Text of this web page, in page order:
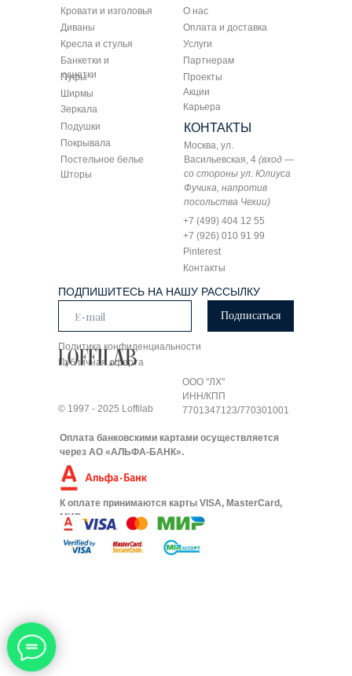
Кровати и изголовья
Диваны
Кресла и стулья
Банкетки и
кушетки
Пуфы
Ширмы
ПОДПИШИТЕСЬ НА НАШУ РАССЫЛКУ
Подписаться
Политика конфиденциальности
Публичная оферта
© 1997 - 2025 Loffilab
ООО "ЛХ"
ИНН/КПП
7701347123/770301001
О нас
Зеркала
Оплата и доставка
Подушки КОНТАКТЫ
Покрывала
Москва, ул.
Васильевская, 4 (вход —
со стороны ул. Юлиуса
Фучика, напротив
посольства Чехии)
Постельное белье
+7 (499) 404 12 55
Шторы
+7 (926) 010 91 99
Pinterest
Услуги
Партнерам
Проекты
Акции
Контакты
Оплата банковскими картами осуществляется
через АО «АЛЬФА-БАНК».
К оплате принимаются карты VISA, MasterCard,
МИР.
Карьера